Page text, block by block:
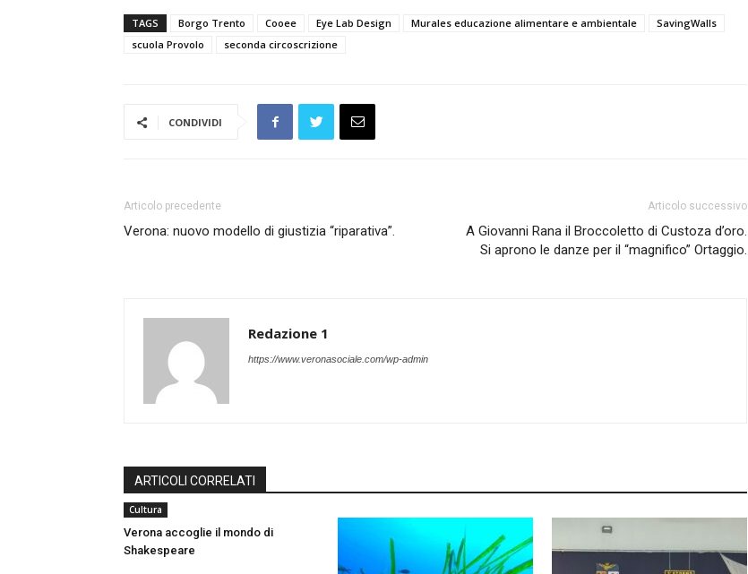
TAGS Borgo Trento Cooee Eye Lab Design Murales educazione alimentare e ambientale
SavingWalls
scuola Provolo
seconda circoscrizione
CONDIVIDI
Articolo precedente
Verona: nuovo modello di giustizia “riparativa”.
Articolo successivo
A Giovanni Rana il Broccoletto di Custoza d’oro.
Si aprono le danze per il “magnifico” Ortaggio.
Redazione 1
https://www.veronasociale.com/wp-admin
ARTICOLI CORRELATI
Cultura
Verona accoglie il mondo di
Shakespeare